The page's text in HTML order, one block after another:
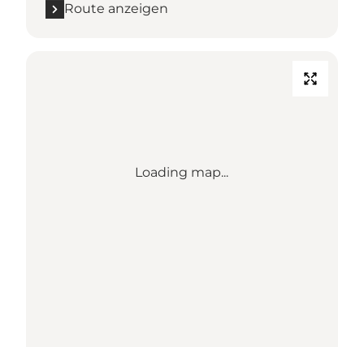
Route anzeigen
Loading map...